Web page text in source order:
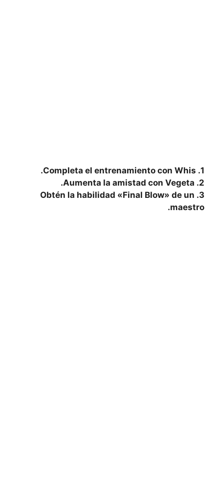
1. Completa ⁢el entrenamiento con Whis.
2. Aumenta la amistad con Vegeta.
3. Obtén‍ la habilidad «Final Blow» ​de un
maestro.